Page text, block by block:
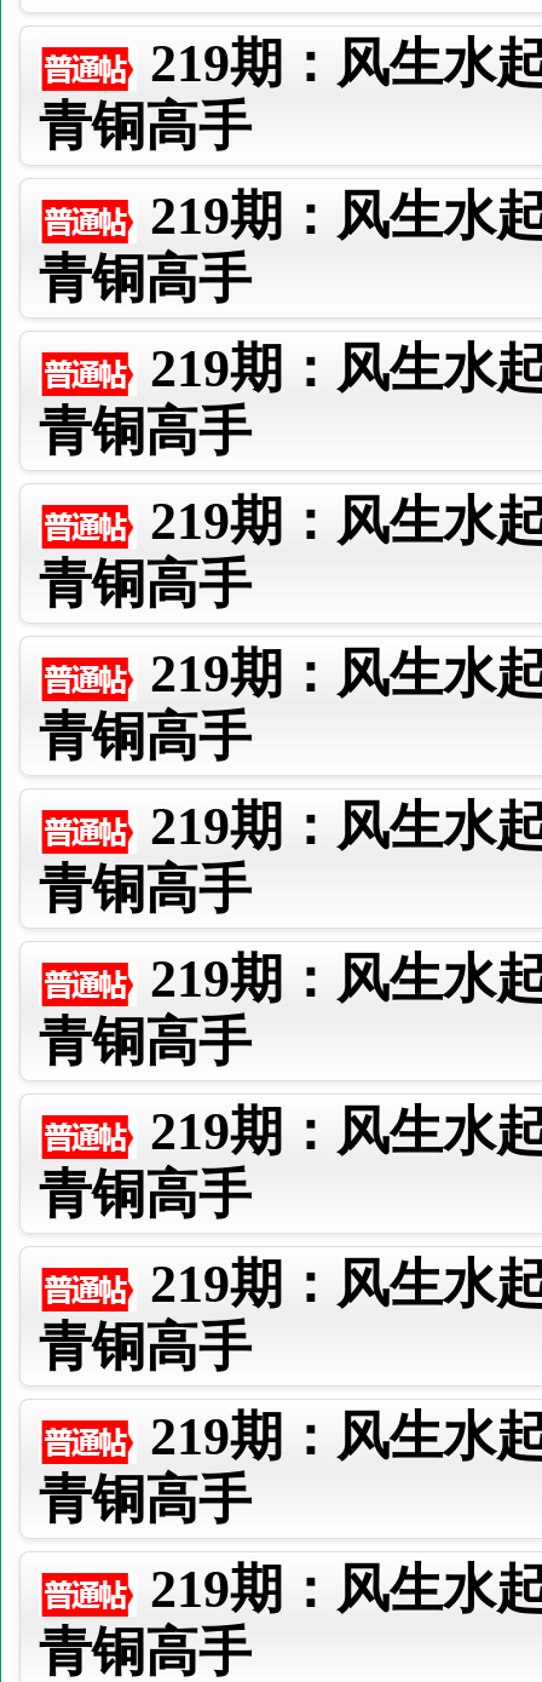
219期：风生水
青铜高手
219期：风生水
青铜高手
219期：风生水
青铜高手
219期：风生水
青铜高手
219期：风生水
青铜高手
219期：风生水
青铜高手
219期：风生水
青铜高手
219期：风生水
青铜高手
219期：风生水
青铜高手
219期：风生水
青铜高手
219期：风生水
青铜高手